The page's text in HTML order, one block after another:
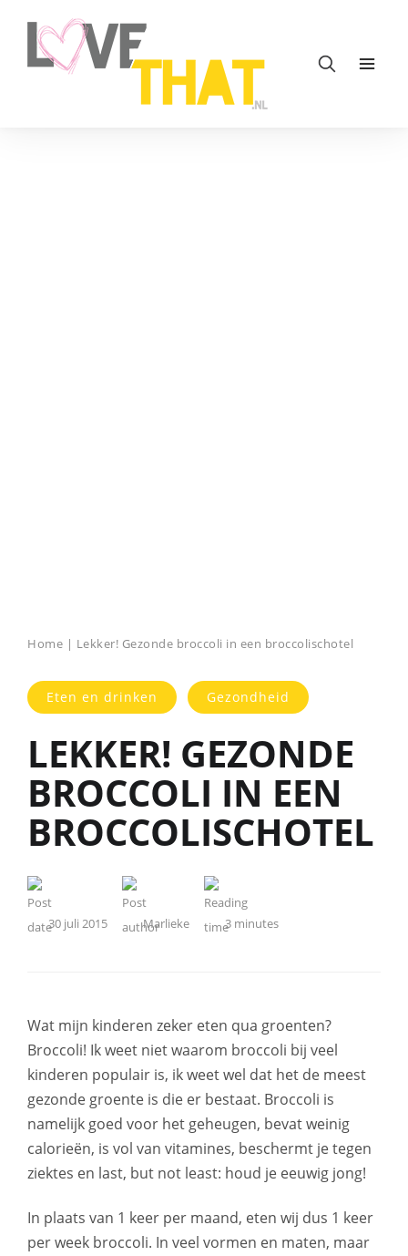
Home | Lekker! Gezonde broccoli in een broccolischotel
Eten en drinken Gezondheid
LEKKER! GEZONDE
BROCCOLI IN EEN
BROCCOLISCHOTEL
30 juli 2015 Marlieke 3 minutes
Wat mijn kinderen zeker eten qua groenten?
Broccoli! Ik weet niet waarom broccoli bij veel
kinderen populair is, ik weet wel dat het de meest
gezonde groente is die er bestaat. Broccoli is
namelijk goed voor het geheugen, bevat weinig
calorieën, is vol van vitamines, beschermt je tegen
ziektes en last, but not least: houd je eeuwig jong!
In plaats van 1 keer per maand, eten wij dus 1 keer
per week broccoli. In veel vormen en maten, maar